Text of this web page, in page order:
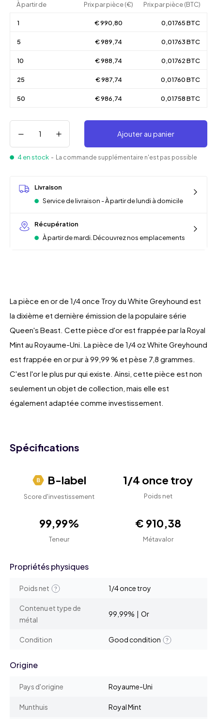
À partir de Prix par pièce (€) Prix par pièce (BTC)
1 € 990,80 0,01765 BTC
5 € 989,74 0,01763 BTC
10 € 988,74 0,01762 BTC
25 € 987,74 0,01760 BTC
50 € 986,74 0,01758 BTC
Ajouter au panier
4 en stock - La commande supplémentaire n'est pas possible
Livraison
Service de livraison - À partir de lundi à domicile
Récupération
À partir de mardi. Découvrez nos emplacements
La pièce en or de 1/4 once Troy du White Greyhound est
la dixième et dernière émission de la populaire série
Queen's Beast. Cette pièce d'or est frappée par la Royal
Mint au Royaume-Uni. La pièce de 1/4 oz White Greyhound
est frappée en or pur à 99,99 % et pèse 7,8 grammes.
C'est l'or le plus pur qui existe. Ainsi, cette pièce est non
seulement un objet de collection, mais elle est
également adaptée comme investissement.
Spécifications
B-label
Score d'investissement
1/4 once troy
Poids net
99,99%
Teneur
€ 910,38
Métavalor
Propriétés physiques
Poids net 1/4 once troy
Contenu et type de
métal
99,99% | Or
Condition Good condition
Origine
Pays d'origine Royaume-Uni
Munthuis Royal Mint